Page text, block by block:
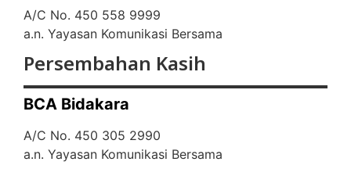
A/C No. 450 558 9999
a.n. Yayasan Komunikasi Bersama
Persembahan Kasih
BCA Bidakara
A/C No. 450 305 2990
a.n. Yayasan Komunikasi Bersama